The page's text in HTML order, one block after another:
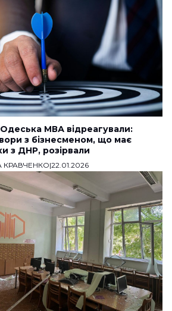
Одеська МВА відреагували:
з бізнесменом, що має
з ДНР, розірвали
КРАВЧЕНКО|22.01.2026